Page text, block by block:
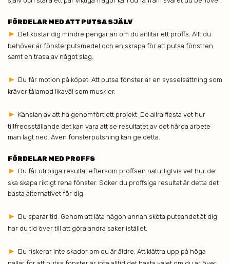
FÖRDELAR MED ATT PUTSA SJÄLV
► Det kostar dig mindre pengar än om du anlitar ett proffs. Allt du
behöver är fönsterputsmedel och en skrapa för att putsa fönstren
samt en trasa av något slag.
► Du får motion på köpet. Att putsa fönster är en sysselsättning som
kräver tålamod likaväl som muskler.
► Känslan av att ha genomfört ett projekt. De allra flesta vet hur
tillfredsställande det kan vara att se resultatet av det hårda arbete
man lagt ned. Även fönsterputsning kan ge detta.
FÖRDELAR MED PROFFS
► Du får otroliga resultat eftersom proffsen naturligtvis vet hur de
ska skapa riktigt rena fönster. Söker du proffsiga resultat är detta det
bästa alternativet för dig.
► Du sparar tid. Genom att låta någon annan sköta putsandet åt dig
har du tid över till att göra andra saker istället.
► Du riskerar inte skador om du är äldre. Att klättra upp på höga